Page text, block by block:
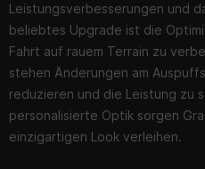
Leistungsverbesserungen und
beliebtes Upgrade ist die
Fahrt auf rauem Terrain zu
stehen Änderungen am
reduzieren und die Leistung zu
personalisierte Optik sorgen
einzigartigen Look verleihen.